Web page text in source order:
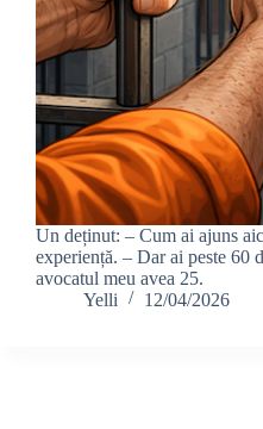
Un deținut: – Cum ai ajuns
experiență. – Dar ai peste 60
avocatul meu avea 25.
Yelli
12/04/2026